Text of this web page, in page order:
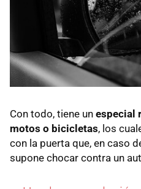
Con todo, tiene un especial
motos o bicicletas, los
con la puerta que, en caso
supone chocar contra un